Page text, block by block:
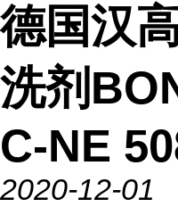
德国汉
洗剂
C-NE
2020-12-01